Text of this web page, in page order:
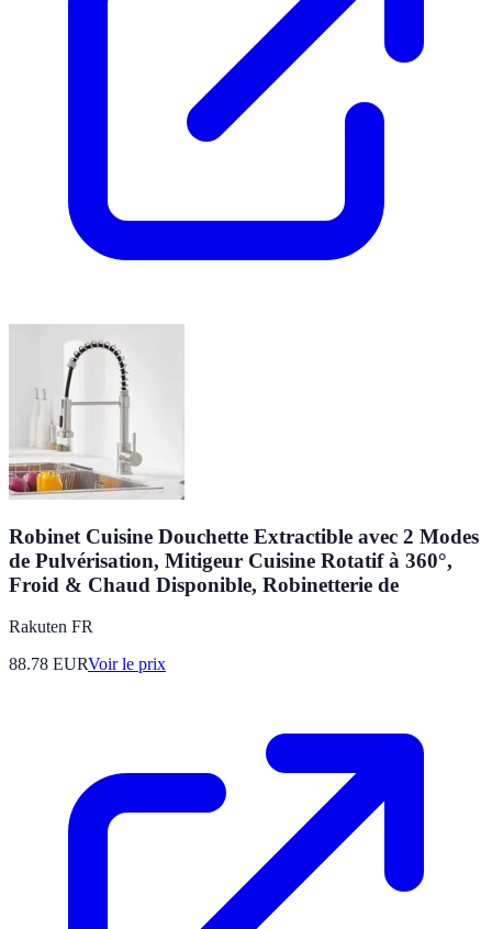
Robinet Cuisine Douchette Extractible avec 2 Modes
de Pulvérisation, Mitigeur Cuisine Rotatif à 360°,
Froid & Chaud Disponible, Robinetterie de
Rakuten FR
88.78 EURVoir le prix